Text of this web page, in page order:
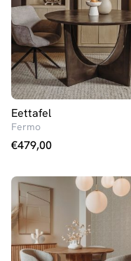
Eettafel
Fermo
€479,00